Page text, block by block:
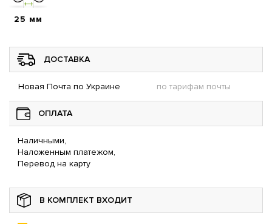
25 мм
ДОСТАВКА
Новая Почта по Украине по тарифам почты
ОПЛАТА
Наличными,
Наложенным платежом,
Перевод на карту
В КОМПЛЕКТ ВХОДИТ